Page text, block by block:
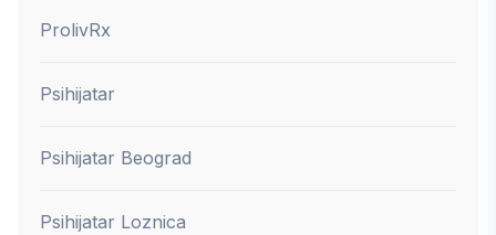
ProlivRx
Psihijatar
Psihijatar Beograd
Psihijatar Loznica